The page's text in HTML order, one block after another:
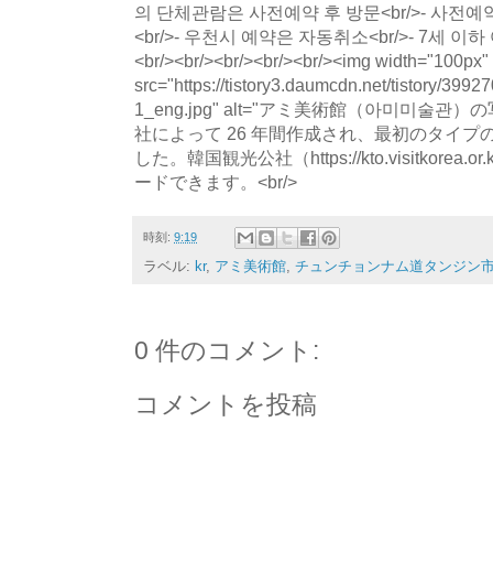
의 단체관람은 사전예약 후 방문<br/>- 사전예
<br/>- 우천시 예약은 자동취소<br/>- 7세 이
<br/><br/><br/><br/><br/><img width="100px"
src="https://tistory3.daumcdn.net/tistory/
1_eng.jpg" alt="アミ美術館（아미미술관）
社によって 26 年間作成され、最初のタイプ
した。韓国観光公社（https://
ードできます。<br/>
時刻: 9:19
ラベル: kr, アミ美術館, チュンチョンナム道タンジン
0 件のコメント:
コメントを投稿